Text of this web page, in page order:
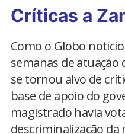
Críticas a
Como o Globo
semanas de atuação
se tornou alvo de
base de apoio do
magistrado havia
descriminalização da